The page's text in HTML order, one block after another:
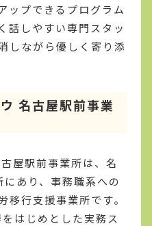
ップできるプログラム
話しやすい専門スタッ
しながら優しく寄り添
名古屋駅前事業
屋駅前事業所は、名
あり、事務職系への
移行支援事業所です。
はじめとした実務ス